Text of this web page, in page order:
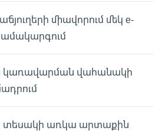
միավորում մեկ e-
կառավարման վահանակի
տեսակի առկա արտաքին